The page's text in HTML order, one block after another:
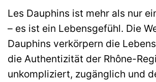
Les Dauphins ist mehr als nur
– es ist ein Lebensgefühl. Die
Dauphins verkörpern die
die Authentizität der Rhône-
unkompliziert, zugänglich und